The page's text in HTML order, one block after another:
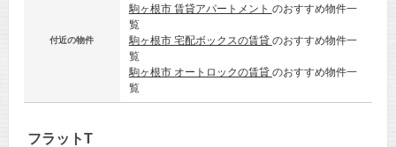
付近の物件
駒ヶ根市 賃貸アパートメント のおすすめ物件一
覧
駒ヶ根市 宅配ボックスの賃貸 のおすすめ物件一
覧
駒ヶ根市 オートロックの賃貸 のおすすめ物件一
覧
フラットT